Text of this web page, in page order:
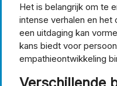
Het is belangrijk om te
intense verhalen en
een uitdaging kan
kans biedt voor
empathieontwikkeling
Verschillende